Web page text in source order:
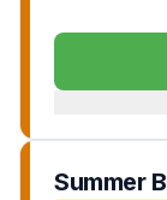
Summer